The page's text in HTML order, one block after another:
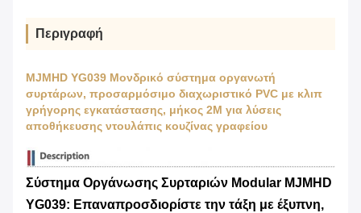
Περιγραφή
MJMHD YG039 Μονδρικό σύστημα οργανωτή
συρτάρων, προσαρμόσιμο διαχωριστικό PVC με κλιπ
γρήγορης εγκατάστασης, μήκος 2M για λύσεις
αποθήκευσης ντουλάπις κουζίνας γραφείου
Σύστημα Οργάνωσης Συρταριών Modular MJMHD
YG039: Επαναπροσδιορίστε την τάξη με έξυπνη,